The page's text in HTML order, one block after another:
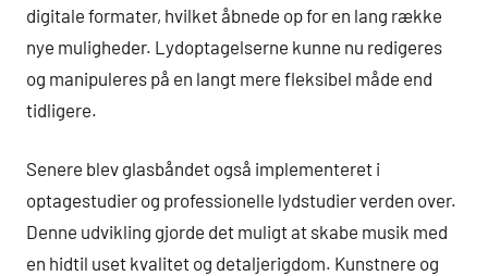
digitale formater, hvilket åbnede op for en lang række
nye muligheder. Lydoptagelserne kunne nu redigeres
og manipuleres på en langt mere fleksibel måde end
tidligere.
Senere blev glasbåndet også implementeret i
optagestudier og professionelle lydstudier verden over.
Denne udvikling gjorde det muligt at skabe musik med
en hidtil uset kvalitet og detaljerigdom. Kunstnere og